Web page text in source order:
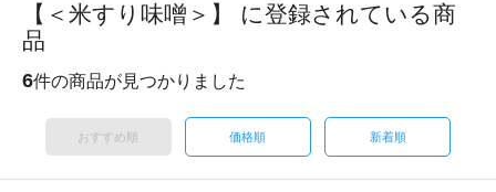
【＜米すり味噌＞】 に登録されている商
品
6件の商品が見つかりました
おすすめ順 価格順 新着順